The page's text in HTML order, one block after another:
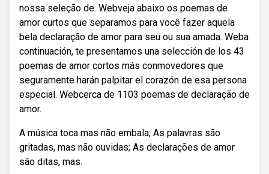
nossa seleção de. Webveja abaixo os poemas de
amor curtos que separamos para você fazer aquela
bela declaração de amor para seu ou sua amada. Weba
continuación, te presentamos una selección de los 43
poemas de amor cortos más conmovedores que
seguramente harán palpitar el corazón de esa persona
especial. Webcerca de 1103 poemas de declaração de
amor.
A música toca mas não embala; As palavras são
gritadas, mas não ouvidas; As declarações de amor
são ditas, mas.